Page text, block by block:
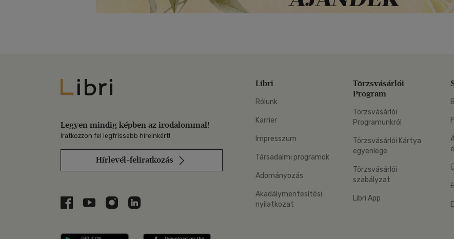
Libri
Legyen mindig képben az irodalommal!
Iratkozzon fel legfrissebb híreinkért!
Hírlevél-feliratkozás
Libri a Facebookon
Libri a Youtube-on
Libri az Instagramon
Libri a LinkedInen
Libri
Rólunk
Karrier
Impresszum
Társadalmi programok
Adományozás
Akadálymentesítési
nyilatkozat
Törzsvásárlói
Program
Törzsvásárlói
Programunkról
Törzsvásárlói Kártya
egyenlege
Törzsvásárlói
szabályzat
Libri App